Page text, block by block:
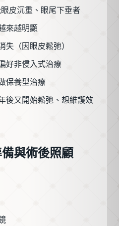
皮沉重、眼尾下垂者
來越明顯
（因眼皮鬆弛）
好非侵入式治療
保養型治療
後又開始鬆弛、想維護效
與術後照顧